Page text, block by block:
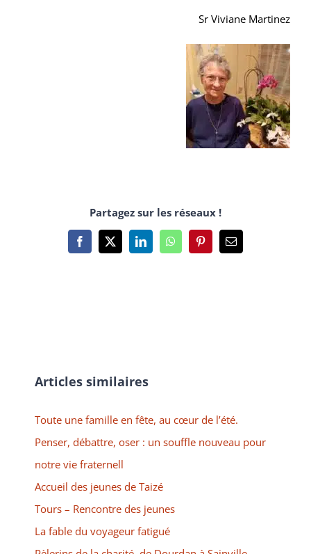
Sr Viviane Martinez
Partagez sur les réseaux !
Facebook
X LinkedInWhatsAppPinterestEmail
Articles similaires
Toute une famille en fête, au cœur de l’été.
Penser, débattre, oser : un souffle nouveau pour
notre vie fraternell
Accueil des jeunes de Taizé
Tours – Rencontre des jeunes
La fable du voyageur fatigué